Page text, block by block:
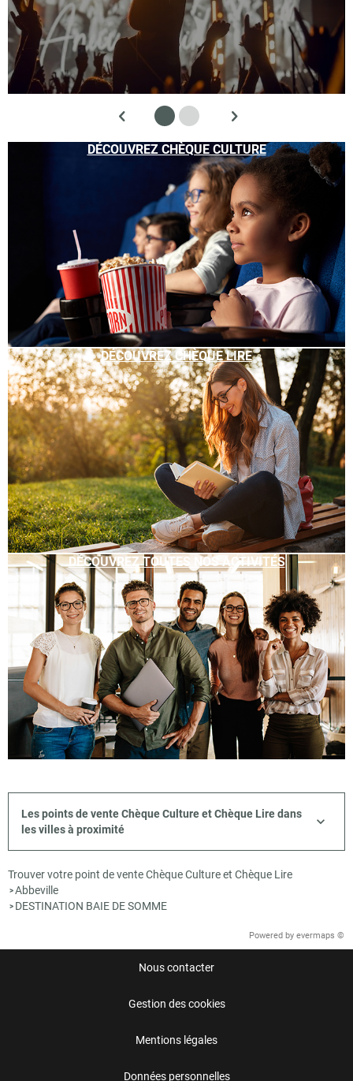
DÉCOUVREZ CHÈQUE CULTURE
DÉCOUVREZ CHÈQUE LIRE
DÉCOUVREZ TOUTES NOS ACTIVITÉS
Les points de vente Chèque Culture et Chèque Lire dans
les villes à proximité
Trouver votre point de vente Chèque Culture et Chèque Lire
>Abbeville
> DESTINATION BAIE DE SOMME
Powered by evermaps ©
Nous contacter
Gestion des cookies
Mentions légales
Données personnelles